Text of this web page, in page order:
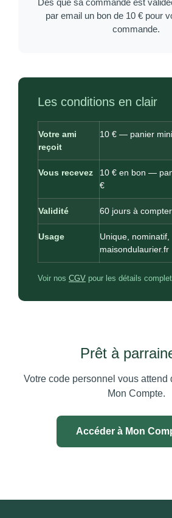
par email un bon de 10 € pour
commande.
Les conditions en clair
Votre ami
reçoit
10 € — panier
Vous recevez
10 € en bon —
€
Validité 60 jours à
Usage
Unique, nominatif,
maisondulaurier.fr
Voir nos CGV pour les détails
Prêt à
Votre code personnel vous attend
Mon Compte.
Accéder à Mon